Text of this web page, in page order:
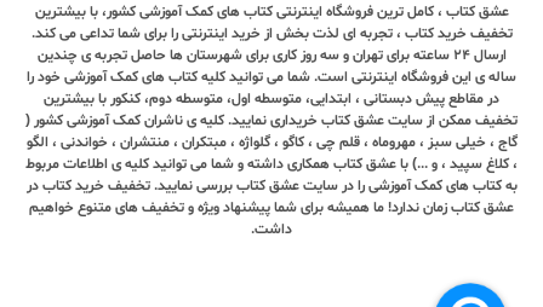
عشق کتاب ، کامل ترین فروشگاه اینترنتی کتاب های کمک آموزشی کشور، با بیشترین
تخفیف خرید کتاب ، تجربه ای لذت بخش از خرید اینترنتی را برای شما تداعی می کند.
ارسال ٢٤ ساعته برای تهران و سه روز کاری برای شهرستان ها حاصل تجربه ی چندین
ساله ی این فروشگاه اینترنتی است. شما می توانید کلیه کتاب های کمک آموزشی خود را
در مقاطع پیش دبستانی ، ابتدایی، متوسطه اول، متوسطه دوم، کنکور با بیشترین
تخفیف ممکن از سایت عشق کتاب خریداری نمایید. کلیه ی ناشران کمک آموزشی کشور (
گاج ، خیلی سبز ، مهروماه ، قلم چی ، کاگو ، گلواژه ، مبتکران ، منتشران ، خواندنی ، الگو
، کلاغ سپید ، و ...) با عشق کتاب همکاری داشته و شما می توانید کلیه ی اطلاعات مربوط
به کتاب های کمک آموزشی را در سایت عشق کتاب بررسی نمایید. تخفیف خرید کتاب در
عشق کتاب زمان ندارد! ما همیشه برای شما پیشنهاد ویژه و تخفیف های متنوع خواهیم
داشت.